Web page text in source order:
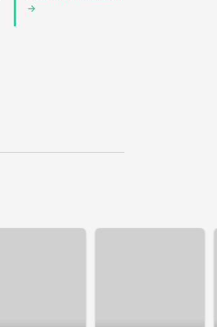
→